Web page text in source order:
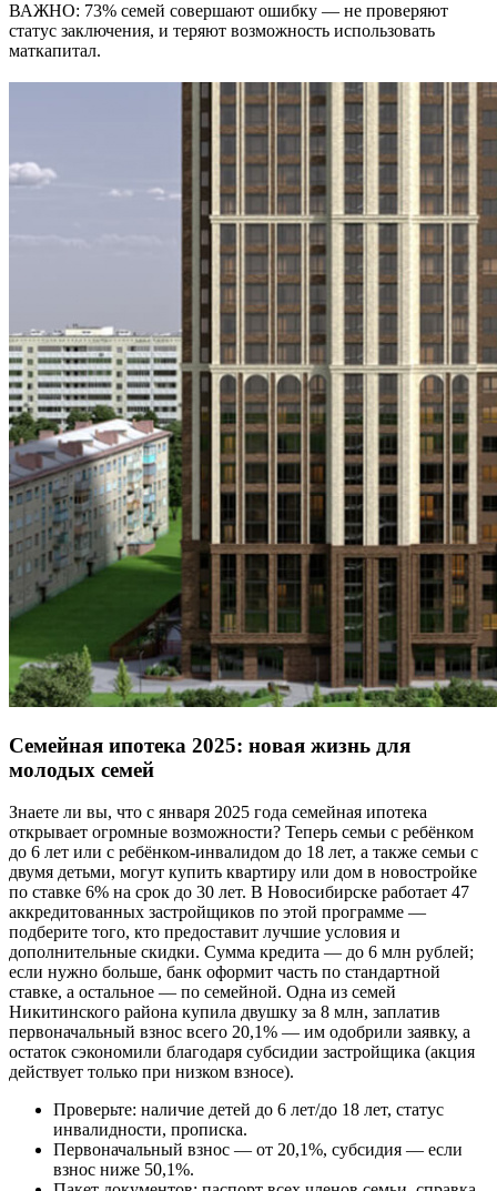
ВАЖНО: 73% семей совершают ошибку ― не проверяют
статус заключения, и теряют возможность использовать
маткапитал.
Семейная ипотека 2025: новая жизнь для
молодых семей
Знаете ли вы, что с января 2025 года семейная ипотека
открывает огромные возможности? Теперь семьи с ребёнком
до 6 лет или с ребёнком-инвалидом до 18 лет, а также семьи с
двумя детьми, могут купить квартиру или дом в новостройке
по ставке 6% на срок до 30 лет. В Новосибирске работает 47
аккредитованных застройщиков по этой программе ―
подберите того, кто предоставит лучшие условия и
дополнительные скидки. Сумма кредита ― до 6 млн рублей;
если нужно больше, банк оформит часть по стандартной
ставке, а остальное ― по семейной. Одна из семей
Никитинского района купила двушку за 8 млн, заплатив
первоначальный взнос всего 20,1% — им одобрили заявку, а
остаток сэкономили благодаря субсидии застройщика (акция
действует только при низком взносе).
Проверьте: наличие детей до 6 лет/до 18 лет, статус
инвалидности, прописка.
Первоначальный взнос ― от 20,1%, субсидия — если
взнос ниже 50,1%.